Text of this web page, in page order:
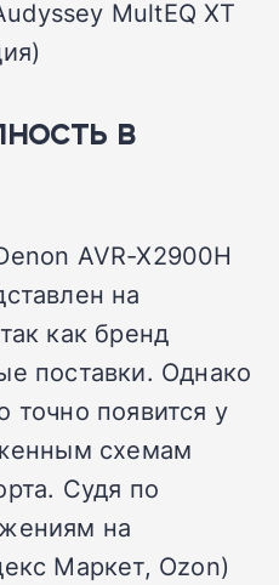
MultEQ XT
в
AVR-X2900H
на
как бренд
поставки. Однако
точно появится у
схемам
Судя по
на
Маркет, Ozon)